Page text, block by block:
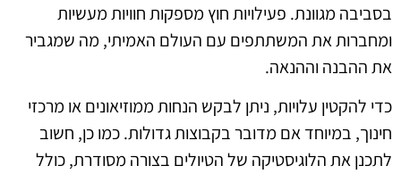
בסביבה מגוונת. פעילויות חוץ מספקות חוויות מעשיות
ומחברות את המשתתפים עם העולם האמיתי, מה שמגביר
את ההבנה וההנאה.
כדי להקטין עלויות, ניתן לבקש הנחות ממוזיאונים או מרכזי
חינוך, במיוחד אם מדובר בקבוצות גדולות. כמו כן, חשוב
לתכנן את הלוגיסטיקה של הטיולים בצורה מסודרת, כולל